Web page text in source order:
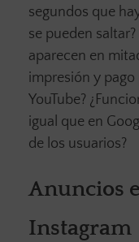
segundos que
se pueden
aparecen en
impresión y
YouTube?
igual que en
de los usuarios?
Anuncios
Instagram